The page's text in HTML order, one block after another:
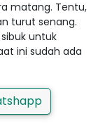
matang. Tentu,
turut senang.
untuk
ini sudah ada